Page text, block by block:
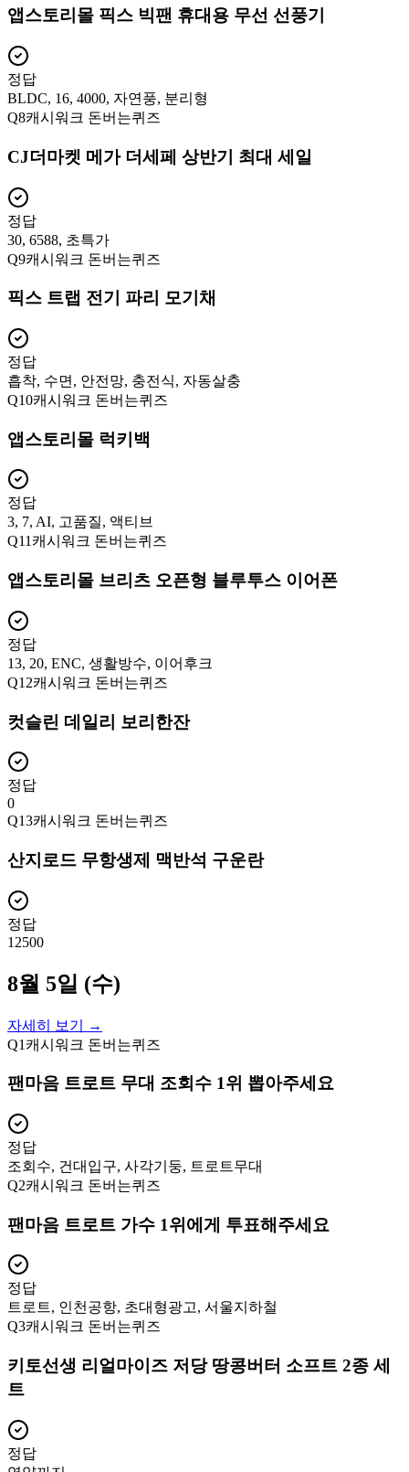
앱스토리몰 픽스 빅팬 휴대용 무선 선풍기
정답
BLDC, 16, 4000, 자연풍, 분리형
Q8캐시워크 돈버는퀴즈
CJ더마켓 메가 더세페 상반기 최대 세일
정답
30, 6588, 초특가
Q9캐시워크 돈버는퀴즈
픽스 트랩 전기 파리 모기채
정답
흡착, 수면, 안전망, 충전식, 자동살충
Q10캐시워크 돈버는퀴즈
앱스토리몰 럭키백
정답
3, 7, AI, 고품질, 액티브
Q11캐시워크 돈버는퀴즈
앱스토리몰 브리츠 오픈형 블루투스 이어폰
정답
13, 20, ENC, 생활방수, 이어후크
Q12캐시워크 돈버는퀴즈
컷슬린 데일리 보리한잔
정답
0
Q13캐시워크 돈버는퀴즈
산지로드 무항생제 맥반석 구운란
정답
12500
8월 5일 (수)
자세히 보기 →
Q1 캐시워크 돈버는퀴즈
팬마음 트로트 무대 조회수 1위 뽑아주세요
정답
조회수, 건대입구, 사각기둥, 트로트무대
Q2캐시워크 돈버는퀴즈
팬마음 트로트 가수 1위에게 투표해주세요
정답
트로트, 인천공항, 초대형광고, 서울지하철
Q3캐시워크 돈버는퀴즈
키토선생 리얼마이즈 저당 땅콩버터 소프트 2종 세
트
정답